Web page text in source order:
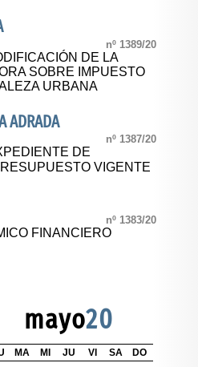
nº 1389/20
DE LA
SOBRE IMPUESTO
URBANA
ADRADA
nº 1387/20
DE
VIGENTE
nº 1383/20
FINANCIERO
mayo20
MA MI JU VI SA DO